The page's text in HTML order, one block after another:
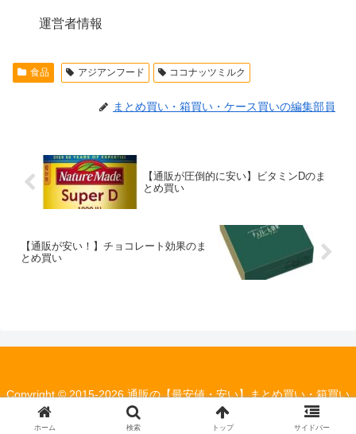
運営者情報
食品 アジアンフード ココナッツミルク
まとめ買い・箱買い・ケース買いの編集部員
【通販が圧倒的に安い】ビタミンDのま
とめ買い
【通販が安い！】チョコレート効果のま
とめ買い
Copyright © 2015-2026 通販の【最安値・安い】まとめ買い・箱買い
の情報局 All Rights Reserved.
ホーム 検索 トップ サイドバー